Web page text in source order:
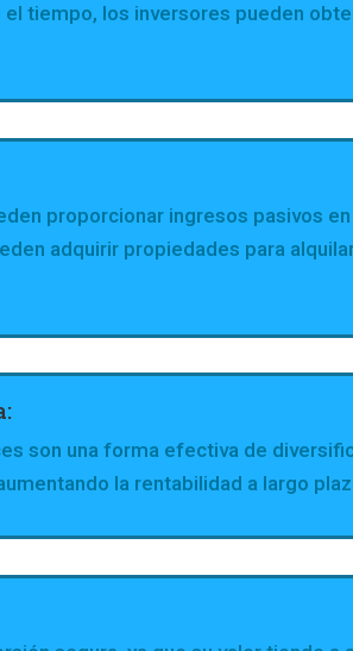
tiempo, los inversores pueden
proporcionar ingresos pasivos
adquirir propiedades para
son una forma efectiva de
la rentabilidad a largo